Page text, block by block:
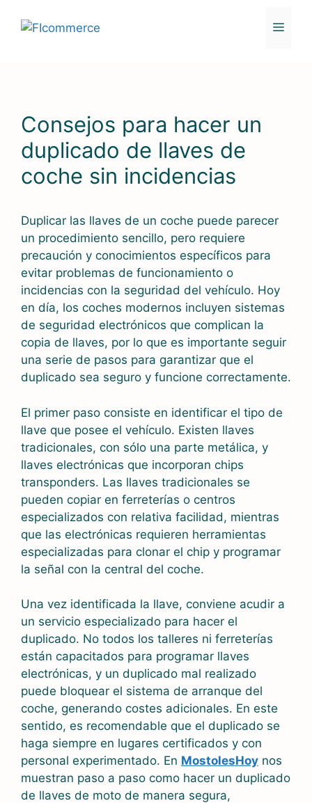
MENÚ
Consejos para hacer un
duplicado de llaves de
coche sin incidencias
Duplicar las llaves de un coche puede parecer
un procedimiento sencillo, pero requiere
precaución y conocimientos específicos para
evitar problemas de funcionamiento o
incidencias con la seguridad del vehículo. Hoy
en día, los coches modernos incluyen sistemas
de seguridad electrónicos que complican la
copia de llaves, por lo que es importante seguir
una serie de pasos para garantizar que el
duplicado sea seguro y funcione correctamente.
El primer paso consiste en identificar el tipo de
llave que posee el vehículo. Existen llaves
tradicionales, con sólo una parte metálica, y
llaves electrónicas que incorporan chips
transponders. Las llaves tradicionales se
pueden copiar en ferreterías o centros
especializados con relativa facilidad, mientras
que las electrónicas requieren herramientas
especializadas para clonar el chip y programar
la señal con la central del coche.
Una vez identificada la llave, conviene acudir a
un servicio especializado para hacer el
duplicado. No todos los talleres ni ferreterías
están capacitados para programar llaves
electrónicas, y un duplicado mal realizado
puede bloquear el sistema de arranque del
coche, generando costes adicionales. En este
sentido, es recomendable que el duplicado se
haga siempre en lugares certificados y con
personal experimentado. En MostolesHoy nos
muestran paso a paso como hacer un duplicado
de llaves de moto de manera segura,